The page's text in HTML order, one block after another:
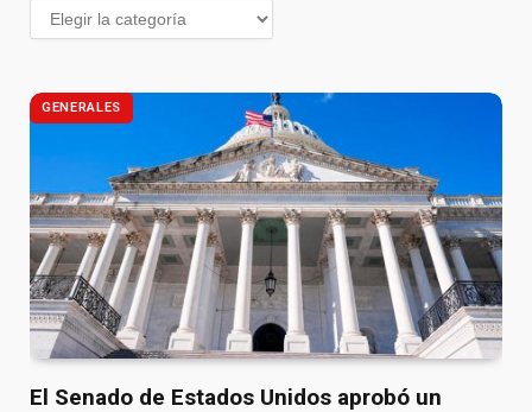
GENERALES
El Senado de Estados Unidos aprobó un